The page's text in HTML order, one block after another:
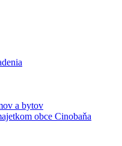
a bytov
obce Cinobaňa